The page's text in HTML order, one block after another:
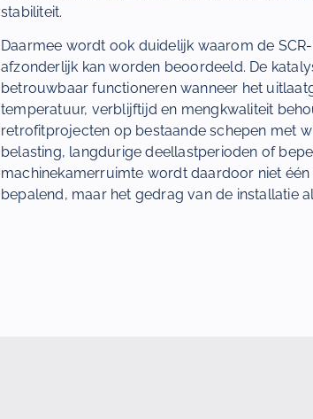
stabiliteit.
Daarmee wordt ook duidelijk waarom de
afzonderlijk kan worden beoordeeld. De
betrouwbaar functioneren wanneer het
temperatuur, verblijftijd en mengkwaliteit
retrofitprojecten op bestaande schepen met
belasting, langdurige deellastperioden of
machinekamerruimte wordt daardoor niet
bepalend, maar het gedrag van de installatie